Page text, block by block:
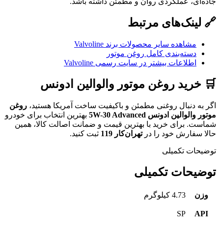
🔗 لینک‌های مرتبط
مشاهده سایر محصولات برند Valvoline
دسته‌بندی کامل روغن موتور
اطلاعات بیشتر در سایت رسمی Valvoline
🛒 خرید روغن موتور والوالین ادونس
اگر به دنبال روغنی مطمئن و باکیفیت ساخت آمریکا هستید، روغن
موتور والوالین ادونس 5W-30 Advanced
بهترین انتخاب برای خودرو
شماست. برای خرید با بهترین قیمت و ضمانت اصالت کالا، همین
حالا سفارش خود را درتهران‌کار 119 ثبت کنید.
توضیحات تکمیلی
توضیحات تکمیلی
وزن 4.73 کیلوگرم
API
SP